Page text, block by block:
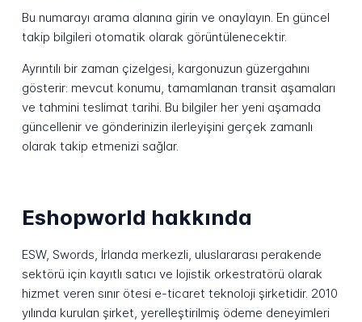
Bu numarayı arama alanına girin ve onaylayın. En güncel
takip bilgileri otomatik olarak görüntülenecektir.
Ayrıntılı bir zaman çizelgesi, kargonuzun güzergahını
gösterir: mevcut konumu, tamamlanan transit aşamaları
ve tahmini teslimat tarihi. Bu bilgiler her yeni aşamada
güncellenir ve gönderinizin ilerleyişini gerçek zamanlı
olarak takip etmenizi sağlar.
Eshopworld hakkında
ESW, Swords, İrlanda merkezli, uluslararası perakende
sektörü için kayıtlı satıcı ve lojistik orkestratörü olarak
hizmet veren sınır ötesi e-ticaret teknoloji şirketidir. 2010
yılında kurulan şirket, yerelleştirilmiş ödeme deneyimleri